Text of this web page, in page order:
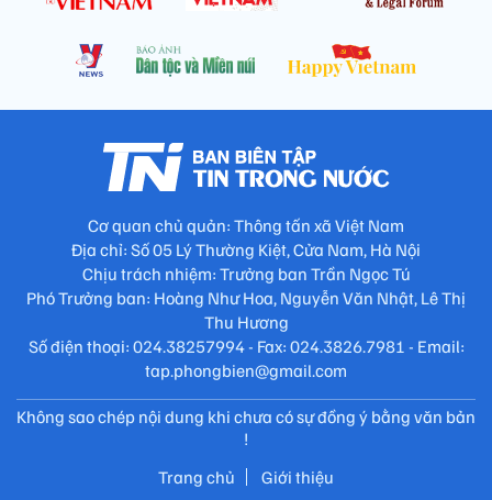
Cơ quan chủ quản: Thông tấn xã Việt Nam
Địa chỉ: Số 05 Lý Thường Kiệt, Cửa Nam, Hà Nội
Chịu trách nhiệm: Trưởng ban Trần Ngọc Tú
Phó Trưởng ban: Hoàng Như Hoa, Nguyễn Văn Nhật, Lê Thị
Thu Hương
Số điện thoại: 024.38257994 - Fax: 024.3826.7981 - Email:
tap.phongbien@gmail.com
Không sao chép nội dung khi chưa có sự đồng ý bằng văn bản
!
Trang chủ
Giới thiệu